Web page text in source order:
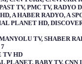
TV, PMC TV,
A HABER RADYO, A
PLANET HD,
TV, SHABER
TV HD
PLANET, BABY TV,